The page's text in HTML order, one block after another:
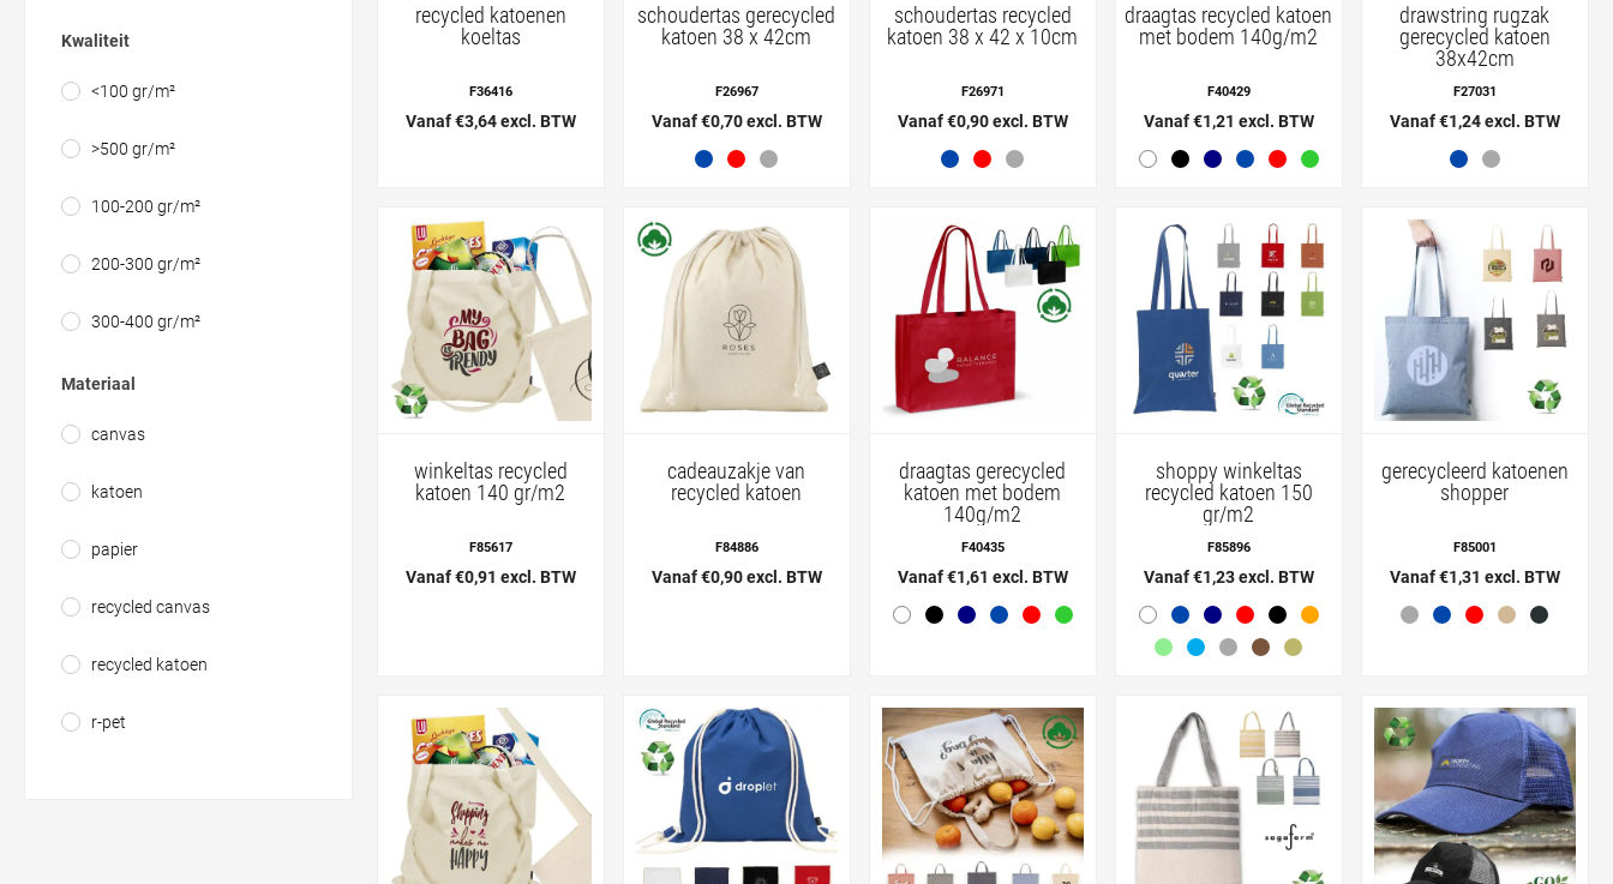
Kwaliteit
<100 gr/m²
>500 gr/m²
100-200 gr/m²
200-300 gr/m²
300-400 gr/m²
Materiaal
canvas
katoen
papier
recycled canvas
recycled katoen
r-pet
recycled katoenen
koeltas
F36416
Vanaf €3,64 excl. BTW
schoudertas gerecycled
katoen 38 x 42cm
F26967
Vanaf €0,70 excl. BTW
schoudertas recycled
katoen 38 x 42 x 10cm
F26971
Vanaf €0,90 excl. BTW
draagtas recycled katoen
met bodem 140g/m2
F40429
Vanaf €1,21 excl. BTW
drawstring rugzak
gerecycled katoen
38x42cm
F27031
Vanaf €1,24 excl. BTW
winkeltas recycled
katoen 140 gr/m2
F85617
Vanaf €0,91 excl. BTW
cadeauzakje van
recycled katoen
F84886
Vanaf €0,90 excl. BTW
draagtas gerecycled
katoen met bodem
140g/m2
F40435
Vanaf €1,61 excl. BTW
shoppy winkeltas
recycled katoen 150
gr/m2
F85896
Vanaf €1,23 excl. BTW
gerecycleerd katoenen
shopper
F85001
Vanaf €1,31 excl. BTW